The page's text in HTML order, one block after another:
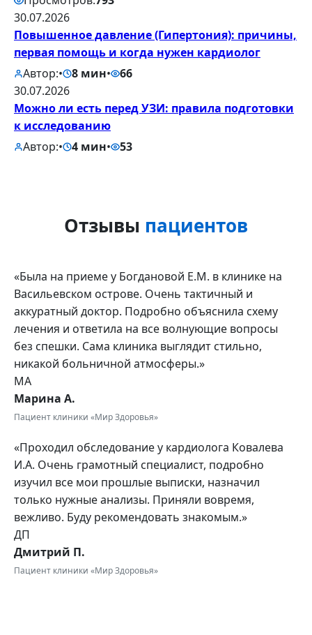
30.07.2026
Повышенное давление (Гипертония): причины,
первая помощь и когда нужен кардиолог
Автор:• 8 мин•
66
30.07.2026
Можно ли есть перед УЗИ: правила подготовки
к исследованию
Автор:• 4 мин• 53
Отзывы пациентов
«Была на приеме у Богдановой Е.М. в клинике на
Васильевском острове. Очень тактичный и
аккуратный доктор. Подробно объяснила схему
лечения и ответила на все волнующие вопросы
без спешки. Сама клиника выглядит стильно,
никакой больничной атмосферы.»
МА
Марина А.
Пациент клиники «Мир Здоровья»
«Проходил обследование у кардиолога Ковалева
И.А. Очень грамотный специалист, подробно
изучил все мои прошлые выписки, назначил
только нужные анализы. Приняли вовремя,
вежливо. Буду рекомендовать знакомым.»
ДП
Дмитрий П.
Пациент клиники «Мир Здоровья»